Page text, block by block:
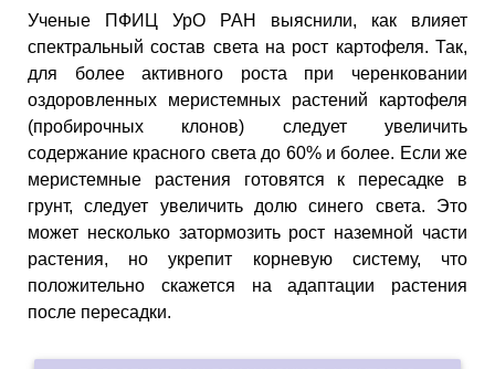
Ученые ПФИЦ УрО РАН выяснили, как влияет
спектральный состав света на рост картофеля. Так,
для более активного роста при черенковании
оздоровленных меристемных растений картофеля
(пробирочных клонов) следует увеличить
содержание красного света до 60% и более. Если же
меристемные растения готовятся к пересадке в
грунт, следует увеличить долю синего света. Это
может несколько затормозить рост наземной части
растения, но укрепит корневую систему, что
положительно скажется на адаптации растения
после пересадки.